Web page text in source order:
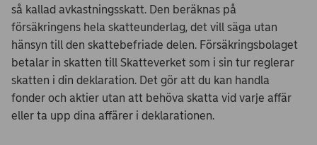
så kallad avkastningsskatt. Den beräknas på
försäkringens hela skatteunderlag, det vill säga utan
hänsyn till den skattebefriade delen. Försäkringsbolaget
betalar in skatten till Skatteverket som i sin tur reglerar
skatten i din deklaration. Det gör att du kan handla
fonder och aktier utan att behöva skatta vid varje affär
eller ta upp dina affärer i deklarationen.